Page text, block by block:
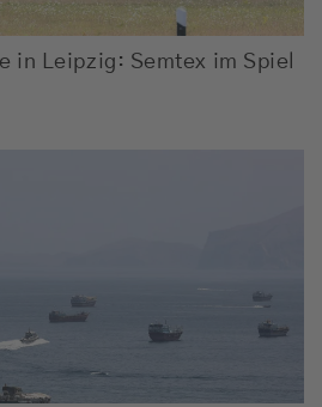
in Leipzig: Semtex im Spiel